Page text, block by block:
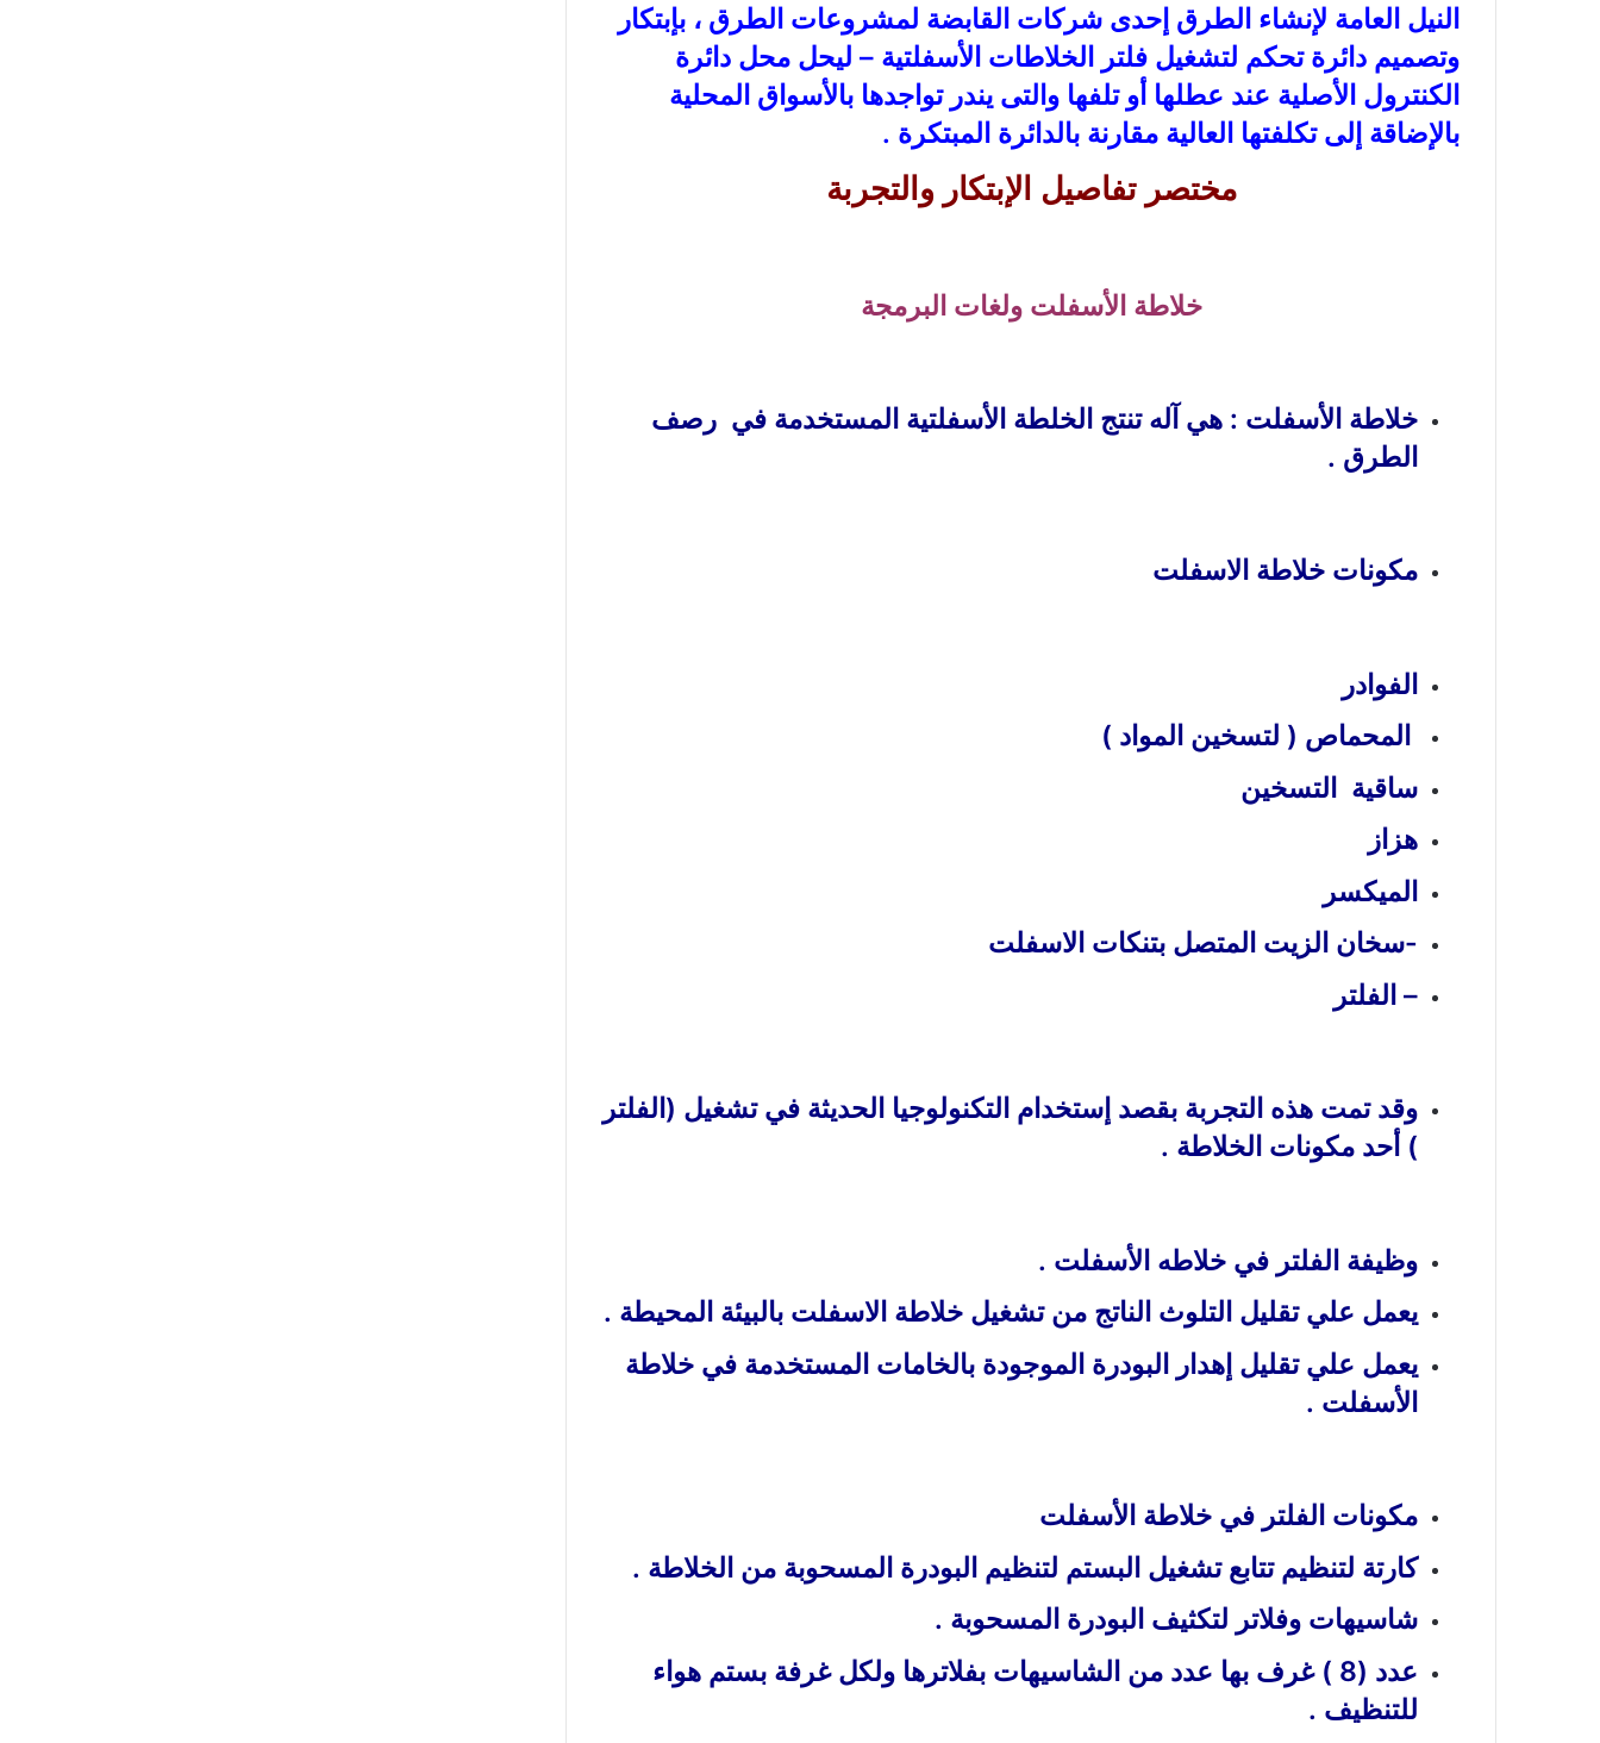
النيل العامة لإنشاء الطرق إحدى شركات القابضة لمشروعات الطرق ، بإبتكار
وتصميم دائرة تحكم لتشغيل فلتر الخلاطات الأسفلتية – ليحل محل دائرة
الكنترول الأصلية عند عطلها أو تلفها والتى يندر تواجدها بالأسواق المحلية
بالإضاقة إلى تكلفتها العالية مقارنة بالدائرة المبتكرة .
مختصر تفاصيل الإبتكار والتجربة
خلاطة الأسفلت ولغات البرمجة
خلاطة الأسفلت : هي آله تنتج الخلطة الأسفلتية المستخدمة في رصف
الطرق .
مكونات خلاطة الاسفلت
الفوادر
المحماص ( لتسخين المواد )
ساقية التسخين
هزاز
الميكسر
-سخان الزيت المتصل بتنكات الاسفلت
– الفلتر
وقد تمت هذه التجربة بقصد إستخدام التكنولوجيا الحديثة في تشغيل (الفلتر
) أحد مكونات الخلاطة .
وظيفة الفلتر في خلاطه الأسفلت .
يعمل علي تقليل التلوث الناتج من تشغيل خلاطة الاسفلت بالبيئة المحيطة .
يعمل علي تقليل إهدار البودرة الموجودة بالخامات المستخدمة في خلاطة
الأسفلت .
مكونات الفلتر في خلاطة الأسفلت
كارتة لتنظيم تتابع تشغيل البستم لتنظيم البودرة المسحوبة من الخلاطة .
شاسيهات وفلاتر لتكثيف البودرة المسحوبة .
عدد (8 ) غرف بها عدد من الشاسيهات بفلاترها ولكل غرفة بستم هواء
للتنظيف .